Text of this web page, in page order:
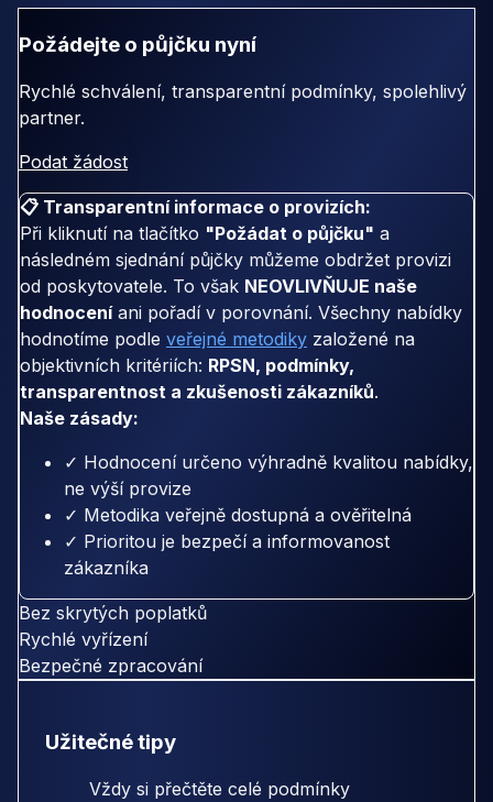
Požádejte o půjčku nyní
Rychlé schválení, transparentní podmínky, spolehlivý
partner.
Podat žádost
📋 Transparentní informace o provizích:
Při kliknutí na tlačítko "Požádat o půjčku" a
následném sjednání půjčky můžeme obdržet provizi
od poskytovatele. To však NEOVLIVŇUJE naše
hodnoceníani pořadí v porovnání. Všechny nabídky
hodnotíme podle veřejné metodiky založené na
objektivních kritériích: RPSN, podmínky,
transparentnost a zkušenosti zákazníků.
Naše zásady:
✓ Hodnocení určeno výhradně kvalitou nabídky,
ne výší provize
✓ Metodika veřejně dostupná a ověřitelná
✓ Prioritou je bezpečí a informovanost
zákazníka
Bez skrytých poplatků
Rychlé vyřízení
Bezpečné zpracování
Užitečné tipy
Vždy si přečtěte celé podmínky